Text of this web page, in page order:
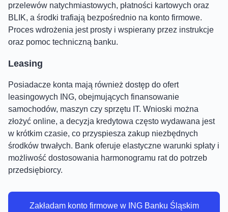
przelewów natychmiastowych, płatności kartowych oraz
BLIK, a środki trafiają bezpośrednio na konto firmowe.
Proces wdrożenia jest prosty i wspierany przez instrukcje
oraz pomoc techniczną banku.
Leasing
Posiadacze konta mają również dostęp do ofert
leasingowych ING, obejmujących finansowanie
samochodów, maszyn czy sprzętu IT. Wnioski można
złożyć online, a decyzja kredytowa często wydawana jest
w krótkim czasie, co przyspiesza zakup niezbędnych
środków trwałych. Bank oferuje elastyczne warunki spłaty i
możliwość dostosowania harmonogramu rat do potrzeb
przedsiębiorcy.
Zakładam konto firmowe w ING Banku Śląskim